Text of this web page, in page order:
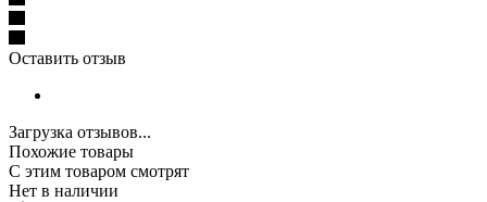
Оставить отзыв
Загрузка отзывов...
Похожие товары
С этим товаром смотрят
Нет в наличии